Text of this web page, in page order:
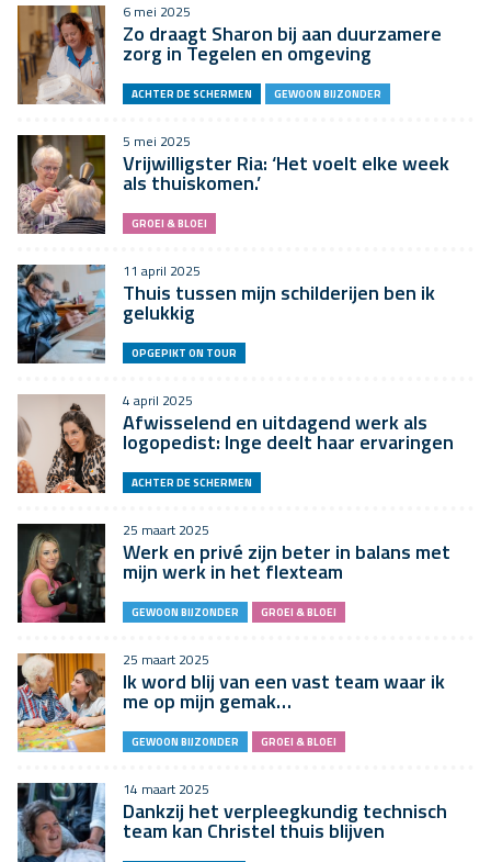
6 mei 2025
Zo draagt Sharon bij aan duurzamere
zorg in Tegelen en omgeving
ACHTER DE SCHERMEN GEWOON BIJZONDER
5 mei 2025
Vrijwilligster Ria: ‘Het voelt elke week
als thuiskomen.’
GROEI & BLOEI
11 april 2025
Thuis tussen mijn schilderijen ben ik
gelukkig
OPGEPIKT ON TOUR
4 april 2025
Afwisselend en uitdagend werk als
logopedist: Inge deelt haar ervaringen
ACHTER DE SCHERMEN
25 maart 2025
Werk en privé zijn beter in balans met
mijn werk in het flexteam
GEWOON BIJZONDER GROEI & BLOEI
25 maart 2025
Ik word blij van een vast team waar ik
me op mijn gemak…
GEWOON BIJZONDER GROEI & BLOEI
14 maart 2025
Dankzij het verpleegkundig technisch
team kan Christel thuis blijven